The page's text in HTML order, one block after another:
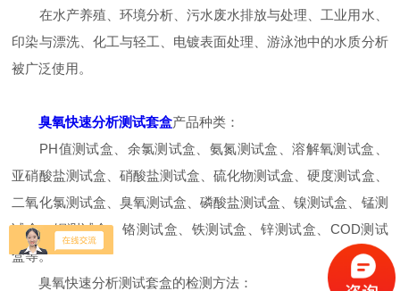
在水产养殖、环境分析、污水废水排放与处理、工业用水、
印染与漂洗、化工与轻工、电镀表面处理、游泳池中的水质分析
被广泛使用。
臭氧快速分析测试套盒产品种类：
PH值测试盒、余氯测试盒、氨氮测试盒、溶解氧测试盒、
亚硝酸盐测试盒、硝酸盐测试盒、硫化物测试盒、硬度测试盒、
二氧化氯测试盒、臭氧测试盒、磷酸盐测试盒、镍测试盒、锰测
试盒、铜测试盒、铬测试盒、铁测试盒、锌测试盒、COD测试
盒等。
臭氧快速分析测试套盒的检测方法：